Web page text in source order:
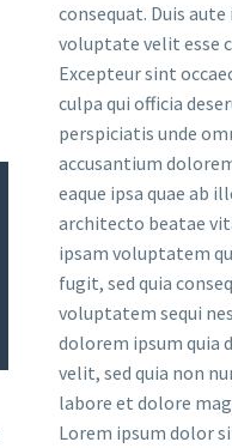
consequat. Duis
voluptate velit esse
Excepteur sint
culpa qui officia
perspiciatis unde
accusantium
eaque ipsa quae ab
architecto beatae
ipsam voluptatem
fugit, sed quia
voluptatem sequi
dolorem ipsum quia
velit, sed quia non
labore et dolore
Lorem ipsum dolor